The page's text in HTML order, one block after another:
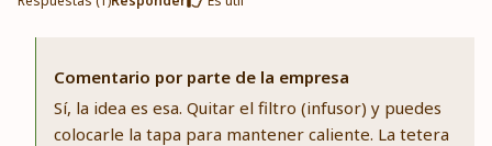
Comentario por parte de la empresa
Sí, la idea es esa. Quitar el filtro (infusor) y puedes
colocarle la tapa para mantener caliente. La tetera